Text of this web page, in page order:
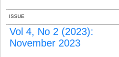
ISSUE
Vol 4, No 2 (2023):
November 2023